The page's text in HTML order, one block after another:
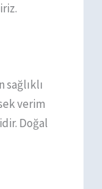
verim
Doğal